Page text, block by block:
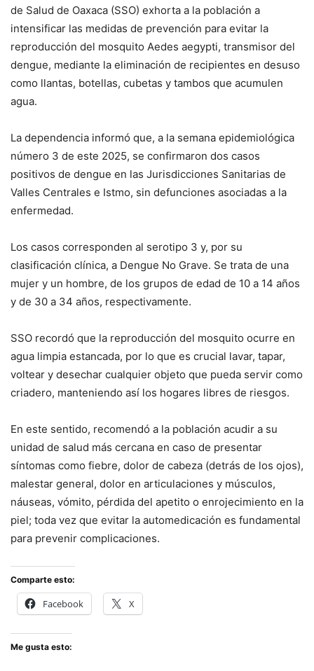
de Salud de Oaxaca (SSO) exhorta a la población a
intensificar las medidas de prevención para evitar la
reproducción del mosquito Aedes aegypti, transmisor del
dengue, mediante la eliminación de recipientes en desuso
como llantas, botellas, cubetas y tambos que acumulen
agua.
La dependencia informó que, a la semana epidemiológica
número 3 de este 2025, se confirmaron dos casos
positivos de dengue en las Jurisdicciones Sanitarias de
Valles Centrales e Istmo, sin defunciones asociadas a la
enfermedad.
Los casos corresponden al serotipo 3 y, por su
clasificación clínica, a Dengue No Grave. Se trata de una
mujer y un hombre, de los grupos de edad de 10 a 14 años
y de 30 a 34 años, respectivamente.
SSO recordó que la reproducción del mosquito ocurre en
agua limpia estancada, por lo que es crucial lavar, tapar,
voltear y desechar cualquier objeto que pueda servir como
criadero, manteniendo así los hogares libres de riesgos.
En este sentido, recomendó a la población acudir a su
unidad de salud más cercana en caso de presentar
síntomas como fiebre, dolor de cabeza (detrás de los ojos),
malestar general, dolor en articulaciones y músculos,
náuseas, vómito, pérdida del apetito o enrojecimiento en la
piel; toda vez que evitar la automedicación es fundamental
para prevenir complicaciones.
Comparte esto:
Facebook X
Me gusta esto: